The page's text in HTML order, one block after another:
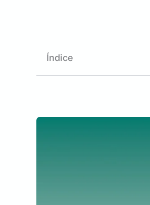
Índice